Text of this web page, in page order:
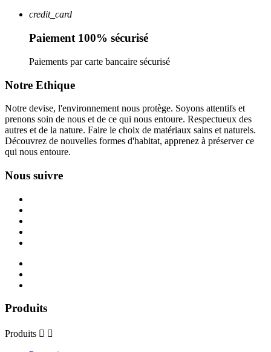
credit_card
Paiement 100% sécurisé
Paiements par carte bancaire sécurisé
Notre Ethique
Notre devise, l'environnement nous protège. Soyons attentifs et
prenons soin de nous et de ce qui nous entoure. Respectueux des
autres et de la nature. Faire le choix de matériaux sains et naturels.
Découvrez de nouvelles formes d'habitat, apprenez à préserver ce
qui nous entoure.
Nous suivre
Produits
Produits  